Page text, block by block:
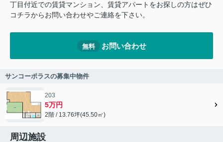
丁目付近での賃貸マンション、賃貸アパートをお探しの方はぜひ
コチラからお問い合わせやご連絡を下さい。
無料 お問い合わせ
サンコーポラスの募集中物件
203
5万円
2階 / 13.76坪(45.50㎡)
周辺施設